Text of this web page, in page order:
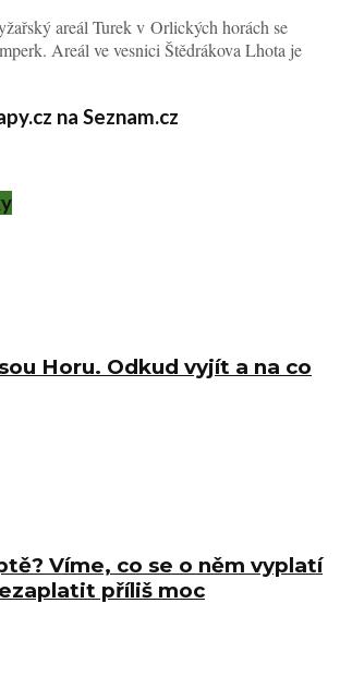
areál Turek v Orlických horách se
Areál ve vesnici Štědrákova Lhota je
na Seznam.cz
Horu. Odkud vyjít a na co
Víme, co se o něm vyplatí
příliš moc